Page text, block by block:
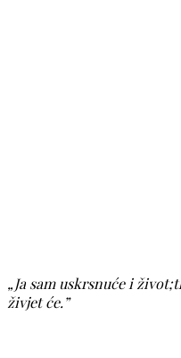
„Ja sam uskrsnuće i
živjet će.”